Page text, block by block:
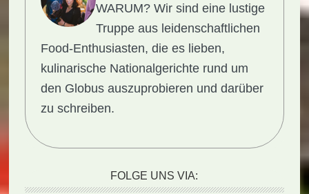
WARUM? Wir sind eine lustige
Truppe aus leidenschaftlichen
Food-Enthusiasten, die es lieben,
kulinarische Nationalgerichte rund um
den Globus auszuprobieren und darüber
zu schreiben.
FOLGE UNS VIA: